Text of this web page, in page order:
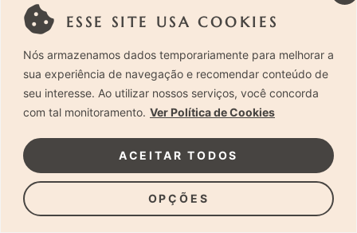
ESSE SITE USA COOKIES
Nós armazenamos dados temporariamente para melhorar a
sua experiência de navegação e recomendar conteúdo de
seu interesse. Ao utilizar nossos serviços, você concorda
com tal monitoramento. Ver Política de Cookies
OPÇÕES
ACEITAR TODOS
construir a memória e a identidade da criança
Diário de uma grávida e sua pequena
Dica de especialista: como otimizar o fluxo de trabalho
no ensaio newborn?
Dica de especialista: qual o melhor guia de poses para
fotografia newborn?